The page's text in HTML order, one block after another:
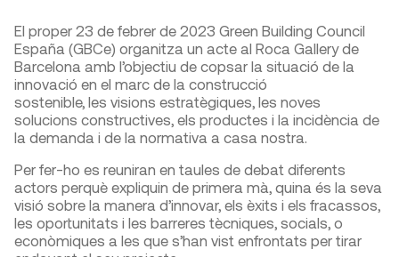
El proper 23 de febrer de 2023 Green Building Council
España (GBCe) organitza un acte al Roca Gallery de
Barcelona amb l’objectiu de copsar la situació de la
innovació en el marc de la construcció
sostenible, les visions estratègiques, les noves
solucions constructives, els productes i la incidència de
la demanda i de la normativa a casa nostra.
Per fer-ho es reuniran en taules de debat diferents
actors perquè expliquin de primera mà, quina és la seva
visió sobre la manera d’innovar, els èxits i els fracassos,
les oportunitats i les barreres tècniques, socials, o
econòmiques a les que s’han vist enfrontats per tirar